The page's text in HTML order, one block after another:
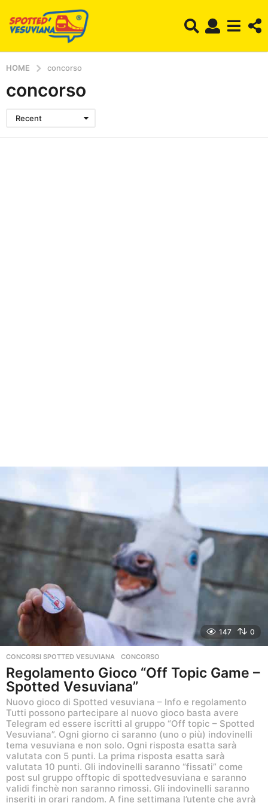
HOME concorso
concorso
Recent
147 0
CONCORSI SPOTTED VESUVIANA CONCORSO
Regolamento Gioco “Off Topic Game –
Spotted Vesuviana”
Nuovo gioco di Spotted vesuviana – Info e regolamento
Tutti possono partecipare al nuovo gioco basta avere
Telegram ed essere iscritti al gruppo “Off topic – Spotted
Vesuviana”. Ogni giorno ci saranno (uno o più) indovinelli
tema vesuviana e non solo. Ogni risposta esatta sarà
valutata con 5 punti. La prima risposta esatta sarà
valutata 10 punti. Gli indovinelli saranno “fissati” come
post sul gruppo offtopic di spottedvesuviana e saranno
validi finchè non saranno rimossi. Gli indovinelli saranno
inseriti in orari random. A fine settimana l’utente che avrà